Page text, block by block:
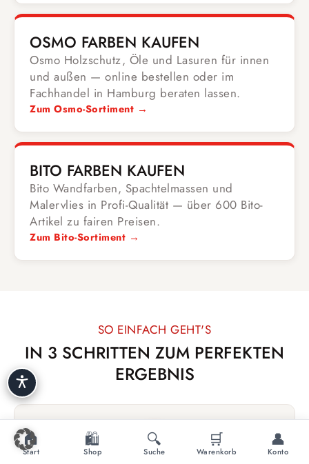
OSMO FARBEN KAUFEN
Osmo Holzschutz, Öle und Lasuren für innen
und außen — online bestellen oder im
Fachhandel in Hamburg beraten lassen.
Zum Osmo-Sortiment →
BITO FARBEN KAUFEN
Bito Wandfarben, Spachtelmassen und
Malervlies in Profi-Qualität — über 600 Bito-
Artikel zu fairen Preisen.
Zum Bito-Sortiment →
SO EINFACH GEHT'S
IN 3 SCHRITTEN ZUM PERFEKTEN
ERGEBNIS
1
🏠
Start
🛍️
Shop
🔍
Suche
🛒
Warenkorb
👤
Konto